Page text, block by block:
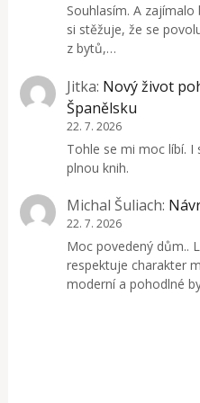
Souhlasím. A
si stěžuje, že se
z bytů,…
Jitka: Nový život
Španělsku
22. 7. 2026
Tohle se mi moc líbí.
plnou knih.
Michal Šuliach:
22. 7. 2026
Moc povedený dům..
respektuje charakter
moderní a pohodlné